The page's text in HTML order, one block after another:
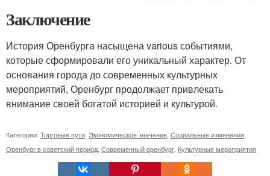
Заключение
История Оренбурга насыщена various событиями,
которые сформировали его уникальный характер. От
основания города до современных культурных
мероприятий, Оренбург продолжает привлекать
внимание своей богатой историей и культурой.
Категории: Торговые пути Экономическое значение Социальные изменения
Оренбург в советский период Современный оренбург Культурные мероприятия